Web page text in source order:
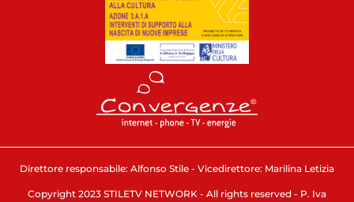
Direttore responsabile: Alfonso Stile - Vicedirettore: Marilina Letizia
Copyright 2023 STILETV NETWORK - All rights reserved - P. Iva